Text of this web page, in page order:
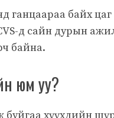
ганцаараа байх
д сайн дурын
байна.
юм уу?
хүүхдийн